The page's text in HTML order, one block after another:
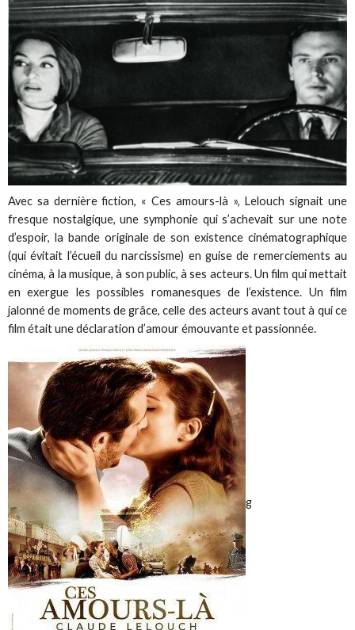
Avec sa dernière fiction, « Ces amours-là », Lelouch signait une
fresque nostalgique, une symphonie qui s’achevait sur une note
d’espoir, la bande originale de son existence cinématographique
(qui évitait l’écueil du narcissisme) en guise de remerciements au
cinéma, à la musique, à son public, à ses acteurs. Un film qui mettait
en exergue les possibles romanesques de l’existence. Un film
jalonné de moments de grâce, celle des acteurs avant tout à qui ce
film était une déclaration d’amour émouvante et passionnée.
g